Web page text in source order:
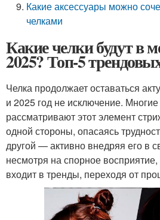
Какие аксессуары можно
челками
Какие челки будут в
2025? Топ-5
Челка продолжает оставаться
и 2025 год не исключение.
рассматривают этот элемент
одной стороны, опасаясь
другой — активно внедряя его в
несмотря на спорное
входит в тренды, переходя от